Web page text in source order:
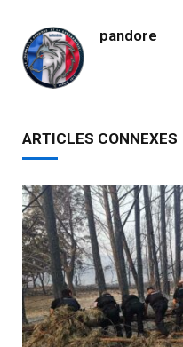
pandore
ARTICLES CONNEXES